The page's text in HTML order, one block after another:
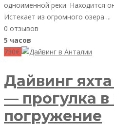
одноименной реки. Находится
Истекает из огромного озера ...
0 отзывов
5 часов
730€
Дайвинг
— прогулка
погружение